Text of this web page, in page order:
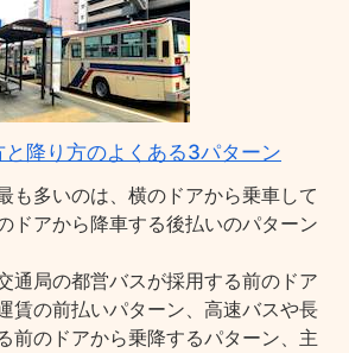
降り方のよくある3パターン
も多いのは、横のドアから乗車して
ドアから降車する後払いのパターン
通局の都営バスが採用する前のドア
賃の前払いパターン、高速バスや長
前のドアから乗降するパターン、主